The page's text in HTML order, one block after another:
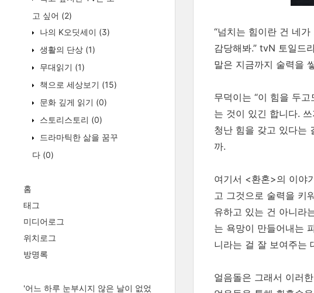
고 싶어 (2)
나의 K오딧세이 (3)
생활의 단상 (1)
무대읽기 (1)
책으로 세상보기 (15)
문화 깊게 읽기 (0)
스토리스토리 (0)
드라마틱한 삶을 꿈꾸
다 (0)
홈
태그
미디어로그
위치로그
방명록
'어느 하루 눈부시지 않은 날이 없었
“넘치는 힘이란 건 네
감당해봐.” tvN 토일드
말은 지금까지 술력을
무덕이는 “이 힘을 두
는 것이 있긴 합니다.
청난 힘을 갖고 있다는
까.
여기서 <환혼>의 이야
고 그것으로 술력을 키
유하고 있는 건 아니라
는 욕망이 만들어내는
니라는 걸 잘 보여주는
얼음돌은 그래서 이러